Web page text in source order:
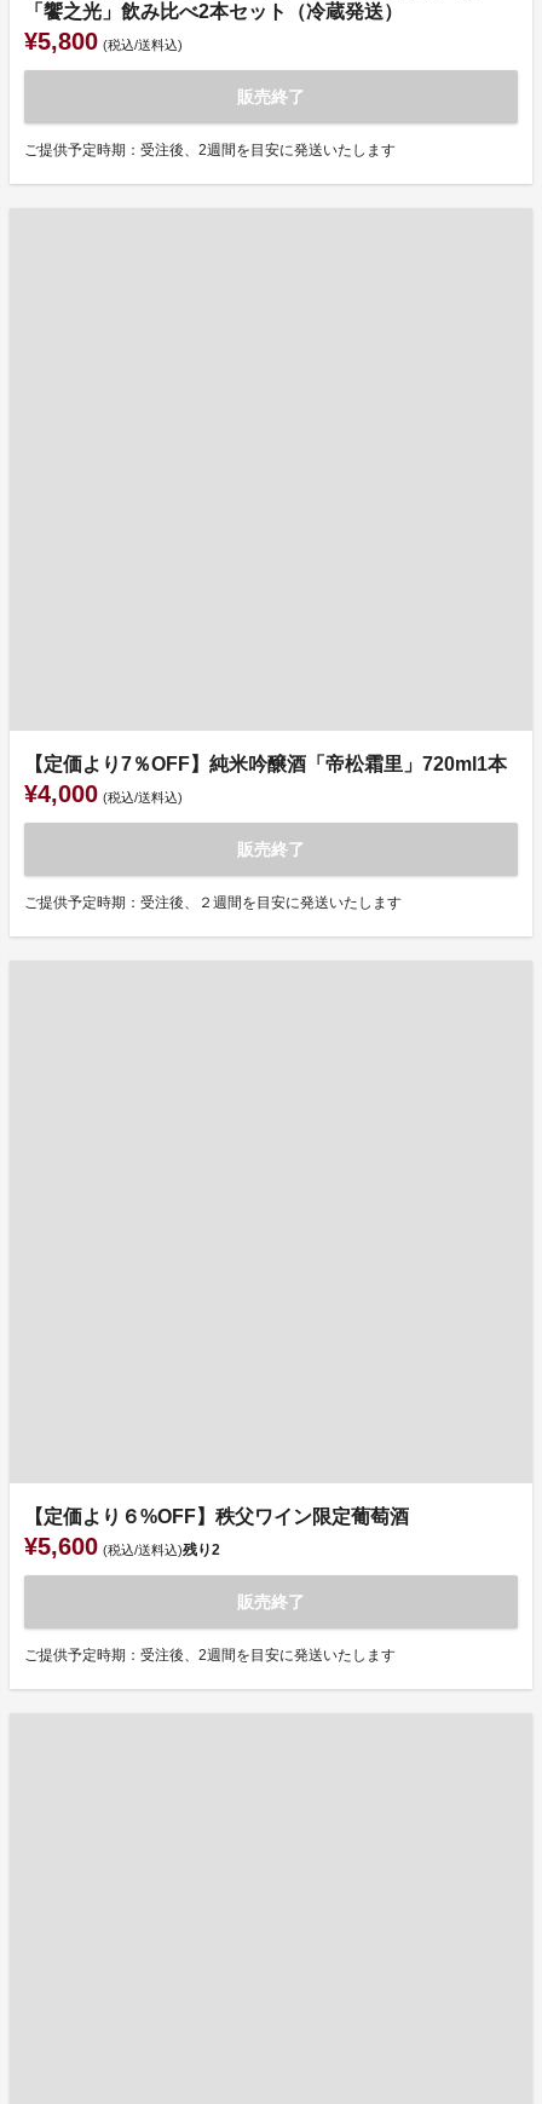
「饗之光」飲み比べ2本セット（冷蔵発送）
¥5,800 (税込/送料込)
販売終了
ご提供予定時期：受注後、2週間を目安に発送いたします
【定価より7％OFF】純米吟醸酒「帝松霜里」720ml1本
¥4,000 (税込/送料込)
販売終了
ご提供予定時期：受注後、２週間を目安に発送いたします
【定価より６%OFF】秩父ワイン限定葡萄酒
¥5,600 (税込/送料込)残り2
販売終了
ご提供予定時期：受注後、2週間を目安に発送いたします